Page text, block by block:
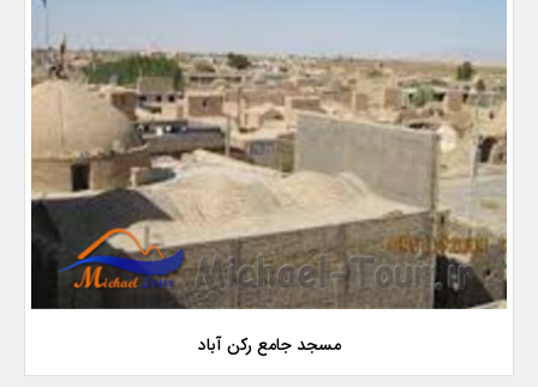
مسجد جامع رکن آباد